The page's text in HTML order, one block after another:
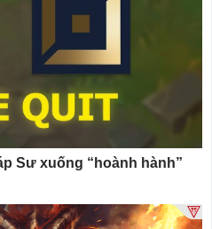
Sư xuống “hoành hành”